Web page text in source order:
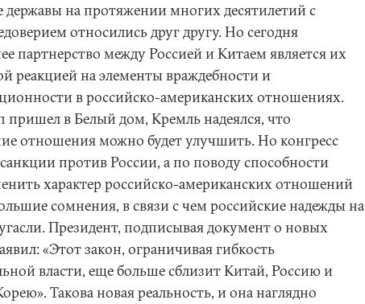
державы на протяжении многих десятилетий с
относились друг другу. Но сегодня
партнерство между Россией и Китаем является их
реакцией на элементы враждебности и
в российско-американских отношениях.
пришел в Белый дом, Кремль надеялся, что
отношения можно будет улучшить. Но конгресс
против России, а по поводу способности
характер российско-американских отношений
сомнения, в связи с чем российские надежды на
Президент, подписывая документ о новых
«Этот закон, ограничивая гибкость
власти, еще больше сблизит Китай, Россию и
Такова новая реальность, и она наглядно